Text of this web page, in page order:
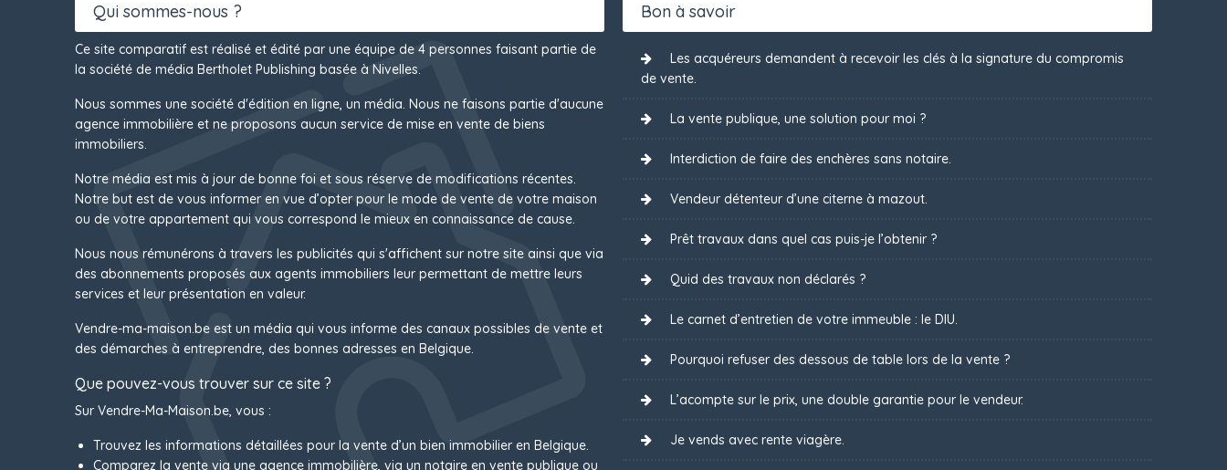
Qui sommes-nous ?
Ce site comparatif est réalisé et édité par une équipe de 4 personnes faisant partie de
la société de média Bertholet Publishing basée à Nivelles.
Nous sommes une société d'édition en ligne, un média. Nous ne faisons partie d'aucune
agence immobilière et ne proposons aucun service de mise en vente de biens
immobiliers.
Notre média est mis à jour de bonne foi et sous réserve de modifications récentes.
Notre but est de vous informer en vue d’opter pour le mode de vente de votre maison
ou de votre appartement qui vous correspond le mieux en connaissance de cause.
Nous nous rémunérons à travers les publicités qui s'affichent sur notre site ainsi que via
des abonnements proposés aux agents immobiliers leur permettant de mettre leurs
services et leur présentation en valeur.
Vendre-ma-maison.be est un média qui vous informe des canaux possibles de vente et
des démarches à entreprendre, des bonnes adresses en Belgique.
Que pouvez-vous trouver sur ce site ?
Sur Vendre-Ma-Maison.be, vous :
Trouvez les informations détaillées pour la vente d’un bien immobilier en Belgique.
Comparez la vente via une agence immobilière, via un notaire en vente publique ou
Bon à savoir
Les acquéreurs demandent à recevoir les clés à la signature du compromis
de vente.
La vente publique, une solution pour moi ?
Interdiction de faire des enchères sans notaire.
Vendeur détenteur d’une citerne à mazout.
Prêt travaux dans quel cas puis-je l’obtenir ?
Quid des travaux non déclarés ?
Le carnet d’entretien de votre immeuble : le DIU.
Pourquoi refuser des dessous de table lors de la vente ?
L’acompte sur le prix, une double garantie pour le vendeur.
Je vends avec rente viagère.